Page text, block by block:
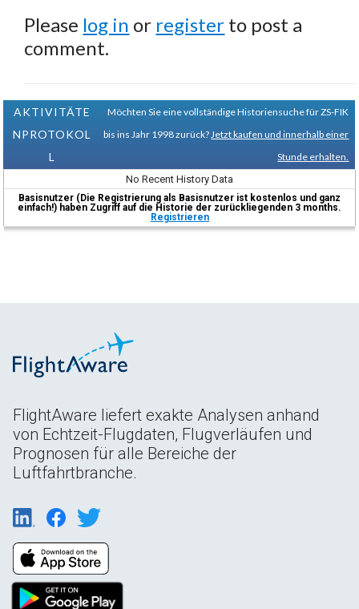
Please log in or register to post a
comment.
AKTIVITÄTE
NPROTOKOL
L
Möchten Sie eine vollständige Historiensuche für ZS-FIK
bis ins Jahr 1998 zurück? Jetzt kaufen und innerhalb einer
Stunde erhalten.
No Recent History Data
Basisnutzer (Die Registrierung als Basisnutzer ist kostenlos und ganz
einfach!) haben Zugriff auf die Historie der zurückliegenden 3 months.
Registrieren
FlightAware liefert exakte Analysen anhand
von Echtzeit-Flugdaten, Flugverläufen und
Prognosen für alle Bereiche der
Luftfahrtbranche.